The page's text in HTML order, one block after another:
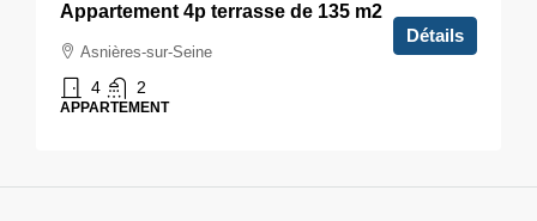
Appartement 4p terrasse de 135 m2
Asnières-sur-Seine
4 2
APPARTEMENT
Détails